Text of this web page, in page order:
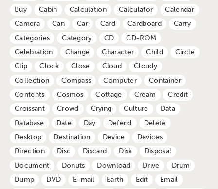
Buy
Cabin Calculation Calculator
Calendar
Camera
Can Car Card Cardboard
Carry
Categories
Category CD
CD-ROM
Celebration
Change Character Child
Circle
Clip
Clock Close Cloud
Cloudy
Collection
Compass Computer
Container
Contents
Cosmos Cottage Cream
Credit
Croissant
Crowd Crying Culture
Data
Database
Date Day Defend
Delete
Desktop
Destination Device
Devices
Direction
Disc Discard Disk
Disposal
Document
Donuts Download Drive
Drum
Dump
DVD E-mail Earth Edit
Email